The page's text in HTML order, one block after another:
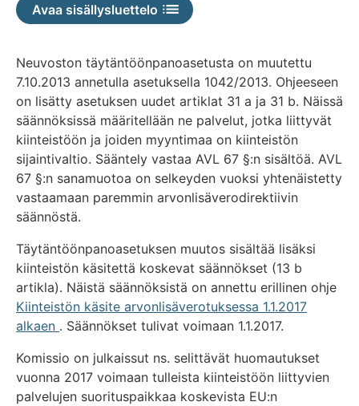
Avaa sisällysluettelo
Neuvoston täytäntöönpanoasetusta on muutettu
7.10.2013 annetulla asetuksella 1042/2013. Ohjeeseen
on lisätty asetuksen uudet artiklat 31 a ja 31 b. Näissä
säännöksissä määritellään ne palvelut, jotka liittyvät
kiinteistöön ja joiden myyntimaa on kiinteistön
sijaintivaltio. Sääntely vastaa AVL 67 §:n sisältöä. AVL
67 §:n sanamuotoa on selkeyden vuoksi yhtenäistetty
vastaamaan paremmin arvonlisäverodirektiivin
säännöstä.
Täytäntöönpanoasetuksen muutos sisältää lisäksi
kiinteistön käsitettä koskevat säännökset (13 b
artikla). Näistä säännöksistä on annettu erillinen ohje
Kiinteistön käsite arvonlisäverotuksessa 1.1.2017
alkaen . Säännökset tulivat voimaan 1.1.2017.
Komissio on julkaissut ns. selittävät huomautukset
vuonna 2017 voimaan tulleista kiinteistöön liittyvien
palvelujen suorituspaikkaa koskevista EU:n